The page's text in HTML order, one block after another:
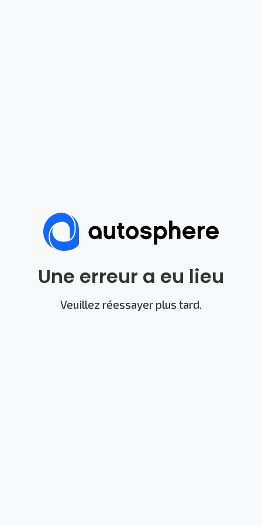
Une erreur a eu lieu
Veuillez réessayer plus tard.